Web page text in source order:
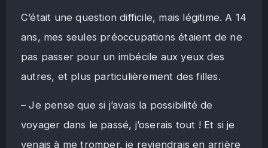
C’était une question difficile, mais légitime. A 14
ans, mes seules préoccupations étaient de ne
pas passer pour un imbécile aux yeux des
autres, et plus particulièrement des filles.
– Je pense que si j’avais la possibilité de
voyager dans le passé, j’oserais tout ! Et si je
venais à me tromper, je reviendrais en arrière